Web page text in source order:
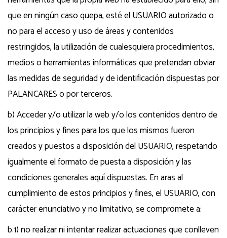
que en ningún caso quepa, esté el USUARIO autorizado o
no para el acceso y uso de áreas y contenidos
restringidos, la utilización de cualesquiera procedimientos,
medios o herramientas informáticas que pretendan obviar
las medidas de seguridad y de identificación dispuestas por
PALANCARES o por terceros.
b) Acceder y/o utilizar la web y/o los contenidos dentro de
los principios y fines para los que los mismos fueron
creados y puestos a disposición del USUARIO, respetando
igualmente el formato de puesta a disposición y las
condiciones generales aquí dispuestas. En aras al
cumplimiento de estos principios y fines, el USUARIO, con
carácter enunciativo y no limitativo, se compromete a:
b.1) no realizar ni intentar realizar actuaciones que conlleven